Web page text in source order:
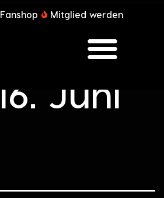
Fanshop Mitglied werden
16. Juni